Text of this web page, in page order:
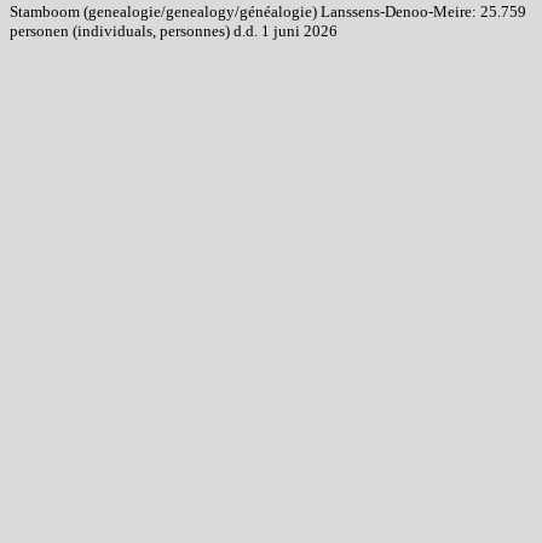
Stamboom (genealogie/genealogy/généalogie) Lanssens-Denoo-Meire: 25.759
personen (individuals, personnes) d.d. 1 juni 2026